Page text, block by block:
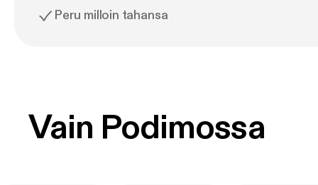
Peru milloin tahansa
Vain Podimossa